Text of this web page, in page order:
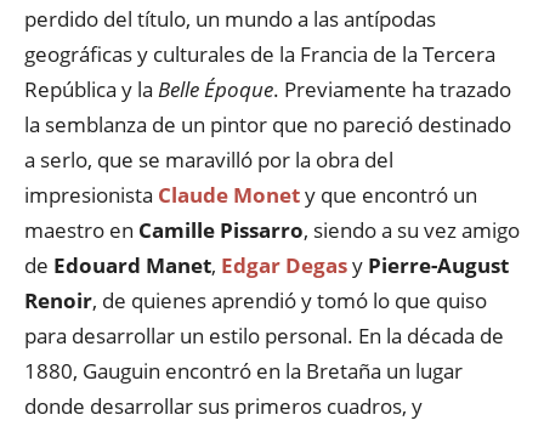
perdido del título, un mundo a las antípodas
geográficas y culturales de la Francia de la Tercera
República y la Belle Époque. Previamente ha trazado
la semblanza de un pintor que no pareció destinado
a serlo, que se maravilló por la obra del
impresionista Claude Monety que encontró un
maestro en Camille Pissarro, siendo a su vez amigo
de Edouard Manet, Edgar Degasy Pierre-August
Renoir, de quienes aprendió y tomó lo que quiso
para desarrollar un estilo personal. En la década de
1880, Gauguin encontró en la Bretaña un lugar
donde desarrollar sus primeros cuadros, y